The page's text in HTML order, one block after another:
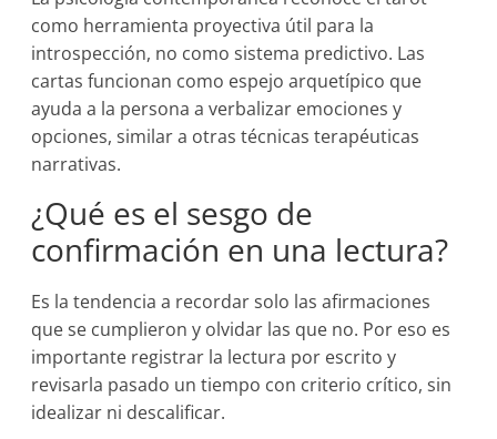
como herramienta proyectiva útil para la
introspección, no como sistema predictivo. Las
cartas funcionan como espejo arquetípico que
ayuda a la persona a verbalizar emociones y
opciones, similar a otras técnicas terapéuticas
narrativas.
¿Qué es el sesgo de
confirmación en una lectura?
Es la tendencia a recordar solo las afirmaciones
que se cumplieron y olvidar las que no. Por eso es
importante registrar la lectura por escrito y
revisarla pasado un tiempo con criterio crítico, sin
idealizar ni descalificar.